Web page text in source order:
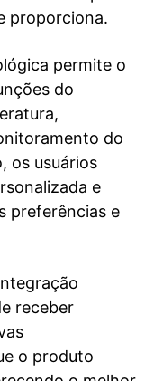
proporciona.
permite o
do
do
os usuários
e
preferências e
receber
o produto